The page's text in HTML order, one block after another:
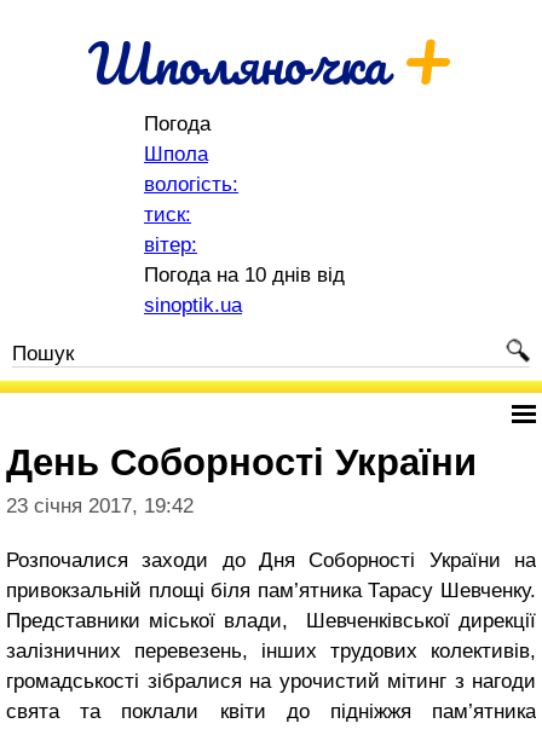
Шполяночка+
Погода
Шпола
вологість:
тиск:
вітер:
Погода на 10 днів від
sinoptik.ua
День Соборності України
23 січня 2017, 19:42
Розпочалися заходи до Дня Соборності України на
привокзальній площі біля пам’ятника Тарасу Шевченку.
Представники міської влади, Шевченківської дирекції
залізничних перевезень, інших трудових колективів,
громадськості зібралися на урочистий мітинг з нагоди
свята та поклали квіти до підніжжя пам’ятника